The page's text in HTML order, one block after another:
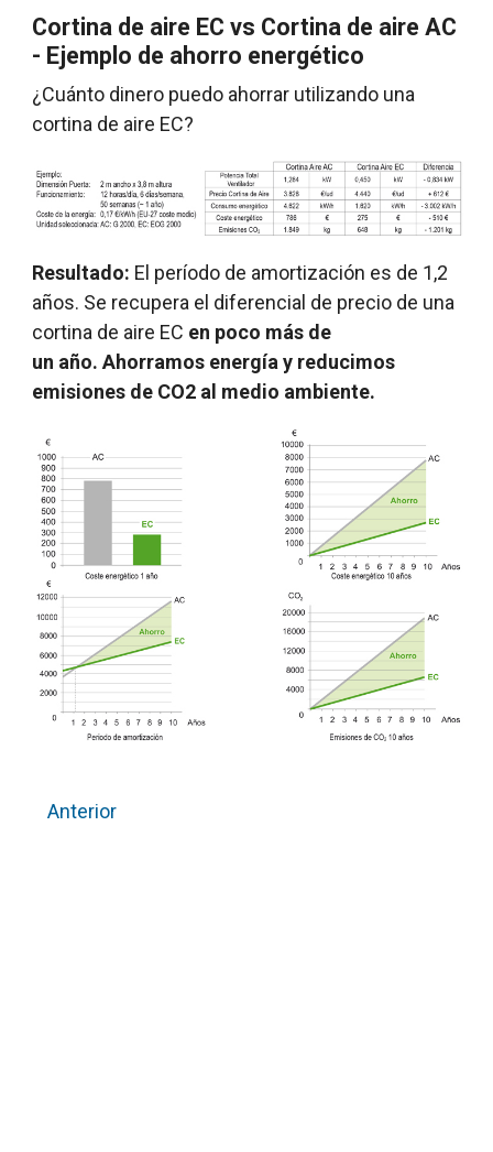
Cortina de aire EC vs Cortina de aire AC
- Ejemplo de ahorro energético
¿Cuánto dinero puedo ahorrar utilizando una
cortina de aire EC?
Resultado: El período de amortización es de 1,2
años. Se recupera el diferencial de precio de una
cortina de aire EC en poco más de
un año. Ahorramos energía y reducimos
emisiones de CO2 al medio ambiente.
Anterior